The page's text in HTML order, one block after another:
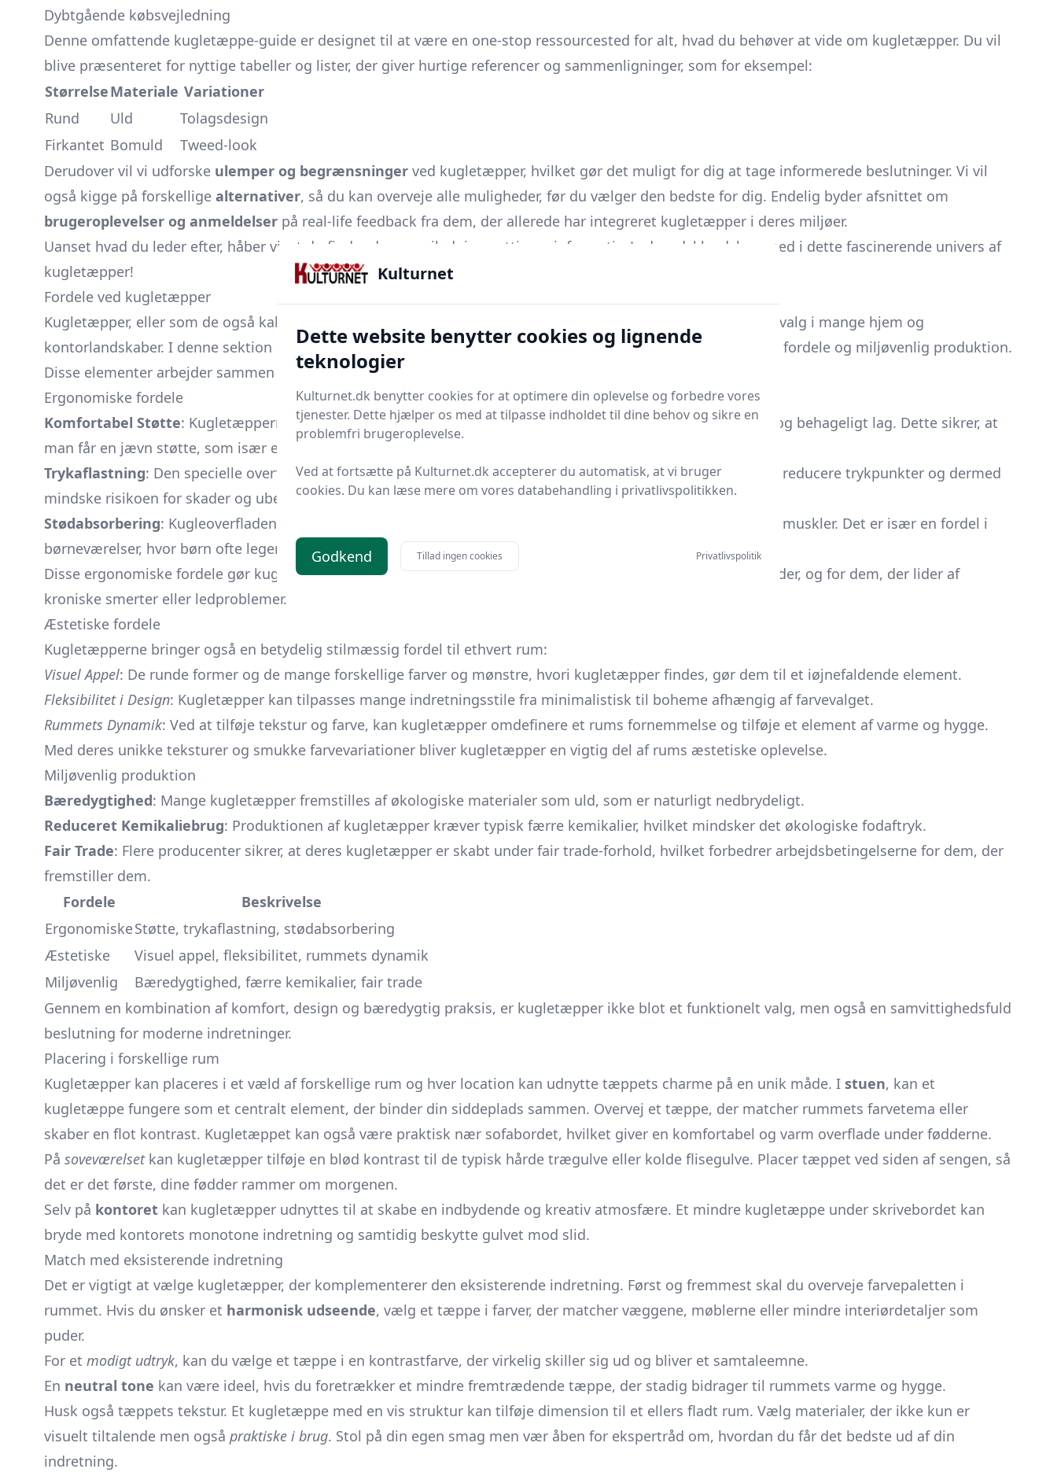
Dybtgående købsvejledning
Denne omfattende kugletæppe-guide er designet til at være en one-stop ressourcested for alt, hvad du behøver at vide om kugletæpper. Du vil
blive præsenteret for nyttige tabeller og lister, der giver hurtige referencer og sammenligninger, som for eksempel:
StørrelseMateriale Variationer
Rund
Uld
Tolagsdesign
Firkantet Bomuld
Tweed-look
Derudover vil vi udforske ulemper og begrænsninger ved kugletæpper, hvilket gør det muligt for dig at tage informerede beslutninger. Vi vil
også kigge på forskellige alternativer, så du kan overveje alle muligheder, før du vælger den bedste for dig. Endelig byder afsnittet om
brugeroplevelser og anmeldelser på real-life feedback fra dem, der allerede har integreret kugletæpper i deres miljøer.
Uanset hvad du leder efter, håber vi, at du finder denne vejledning nyttig og informativ. Lad os dykke dybere ned i dette fascinerende univers af
kugletæpper!
Fordele ved kugletæpper
Kugletæpper, eller som de også kaldes kugletæpperne, tilbyder en række fordele, der gør dem til et populært valg i mange hjem og
kontorlandskaber. I denne sektion ser vi nærmere på tre væsentlige aspekter: ergonomiske fordele, æstetiske fordele og miljøvenlig produktion.
Disse elementer arbejder sammen for at skabe ikke kun smukke, men også funktionelle gulvtæpper.
Ergonomiske fordele
Komfortabel Støtte: Kugletæpperne er kendt for deres unikke konstruktion, hvor hver kugle skaber et blødt og behageligt lag. Dette sikrer, at
man får en jævn støtte, som især er gavnlig for dem, der står eller går meget i løbet af dagen.
Trykaflastning: Den specielle overflade af kugletæpperne hjælper med at fordele kropsvægt jævnt. Dette kan reducere trykpunkter og dermed
mindske risikoen for skader og ubehag.
Stødabsorbering: Kugleoverfladen bidrager til at absorbere stød og mindsker dermed belastningen på led og muskler. Det er især en fordel i
børneværelser, hvor børn ofte leger på gulvet.
Disse ergonomiske fordele gør kugletæpper til et sundere alternativ, både for dem, der sidder i længere perioder, og for dem, der lider af
kroniske smerter eller ledproblemer.
Æstetiske fordele
Kugletæpperne bringer også en betydelig stilmæssig fordel til ethvert rum:
Visuel Appel: De runde former og de mange forskellige farver og mønstre, hvori kugletæpper findes, gør dem til et iøjnefaldende element.
Fleksibilitet i Design: Kugletæpper kan tilpasses mange indretningsstile fra minimalistisk til boheme afhængig af farvevalget.
Rummets Dynamik: Ved at tilføje tekstur og farve, kan kugletæpper omdefinere et rums fornemmelse og tilføje et element af varme og hygge.
Med deres unikke teksturer og smukke farvevariationer bliver kugletæpper en vigtig del af rums æstetiske oplevelse.
Miljøvenlig produktion
Bæredygtighed: Mange kugletæpper fremstilles af økologiske materialer som uld, som er naturligt nedbrydeligt.
Reduceret Kemikaliebrug: Produktionen af kugletæpper kræver typisk færre kemikalier, hvilket mindsker det økologiske fodaftryk.
Fair Trade: Flere producenter sikrer, at deres kugletæpper er skabt under fair trade-forhold, hvilket forbedrer arbejdsbetingelserne for dem, der
fremstiller dem.
Fordele
Beskrivelse
ErgonomiskeStøtte, trykaflastning, stødabsorbering
Æstetiske
Visuel appel, fleksibilitet, rummets dynamik
Miljøvenlig
Bæredygtighed, færre kemikalier, fair trade
Gennem en kombination af komfort, design og bæredygtig praksis, er kugletæpper ikke blot et funktionelt valg, men også en samvittighedsfuld
beslutning for moderne indretninger.
Placering i forskellige rum
Kugletæpper kan placeres i et væld af forskellige rum og hver location kan udnytte tæppets charme på en unik måde. I stuen, kan et
kugletæppe fungere som et centralt element, der binder din siddeplads sammen. Overvej et tæppe, der matcher rummets farvetema eller
skaber en flot kontrast. Kugletæppet kan også være praktisk nær sofabordet, hvilket giver en komfortabel og varm overflade under fødderne.
På soveværelsetkan kugletæpper tilføje en blød kontrast til de typisk hårde trægulve eller kolde flisegulve. Placer tæppet ved siden af sengen, så
det er det første, dine fødder rammer om morgenen.
Selv på kontoret kan kugletæpper udnyttes til at skabe en indbydende og kreativ atmosfære. Et mindre kugletæppe under skrivebordet kan
bryde med kontorets monotone indretning og samtidig beskytte gulvet mod slid.
Match med eksisterende indretning
Det er vigtigt at vælge kugletæpper, der komplementerer den eksisterende indretning. Først og fremmest skal du overveje farvepaletten i
rummet. Hvis du ønsker et harmonisk udseende, vælg et tæppe i farver, der matcher væggene, møblerne eller mindre interiørdetaljer som
puder.
For et modigt udtryk, kan du vælge et tæppe i en kontrastfarve, der virkelig skiller sig ud og bliver et samtaleemne.
En neutral tone kan være ideel, hvis du foretrækker et mindre fremtrædende tæppe, der stadig bidrager til rummets varme og hygge.
Husk også tæppets tekstur. Et kugletæppe med en vis struktur kan tilføje dimension til et ellers fladt rum. Vælg materialer, der ikke kun er
visuelt tiltalende men også praktiske i brug. Stol på din egen smag men vær åben for ekspertråd om, hvordan du får det bedste ud af din
indretning.
Kulturnet
Dette website benytter cookies og lignende
teknologier
Kulturnet.dk benytter cookies for at optimere din oplevelse og forbedre vores
tjenester. Dette hjælper os med at tilpasse indholdet til dine behov og sikre en
problemfri brugeroplevelse.
Ved at fortsætte på Kulturnet.dk accepterer du automatisk, at vi bruger
cookies. Du kan læse mere om vores databehandling i privatlivspolitikken.
Godkend Tillad ingen cookies Privatlivspolitik